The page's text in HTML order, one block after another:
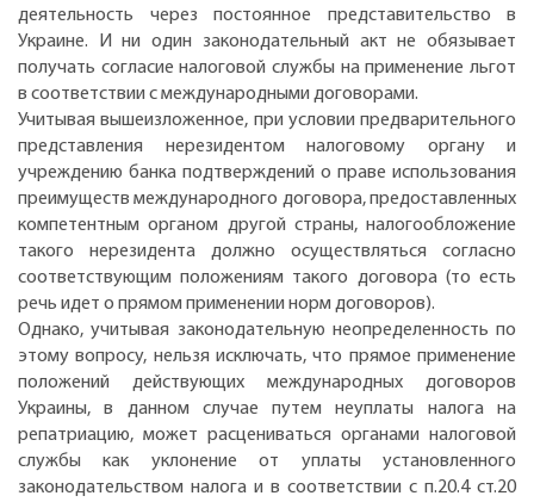
деятельность через постоянное представительство в
Украине. И ни один законодательный акт не обязывает
получать согласие налоговой службы на применение льгот
в соответствии с международными договорами.
Учитывая вышеизложенное, при условии предварительного
представления нерезидентом налоговому органу и
учреждению банка подтверждений о праве использования
преимуществ международного договора, предоставленных
компетентным органом другой страны, налогообложение
такого нерезидента должно осуществляться согласно
соответствующим положениям такого договора (то есть
речь идет о прямом применении норм договоров).
Однако, учитывая законодательную неопределенность по
этому вопросу, нельзя исключать, что прямое применение
положений действующих международных договоров
Украины, в данном случае путем неуплаты налога на
репатриацию, может расцениваться органами налоговой
службы как уклонение от уплаты установленного
законодательством налога и в соответствии с п.20.4 ст.20